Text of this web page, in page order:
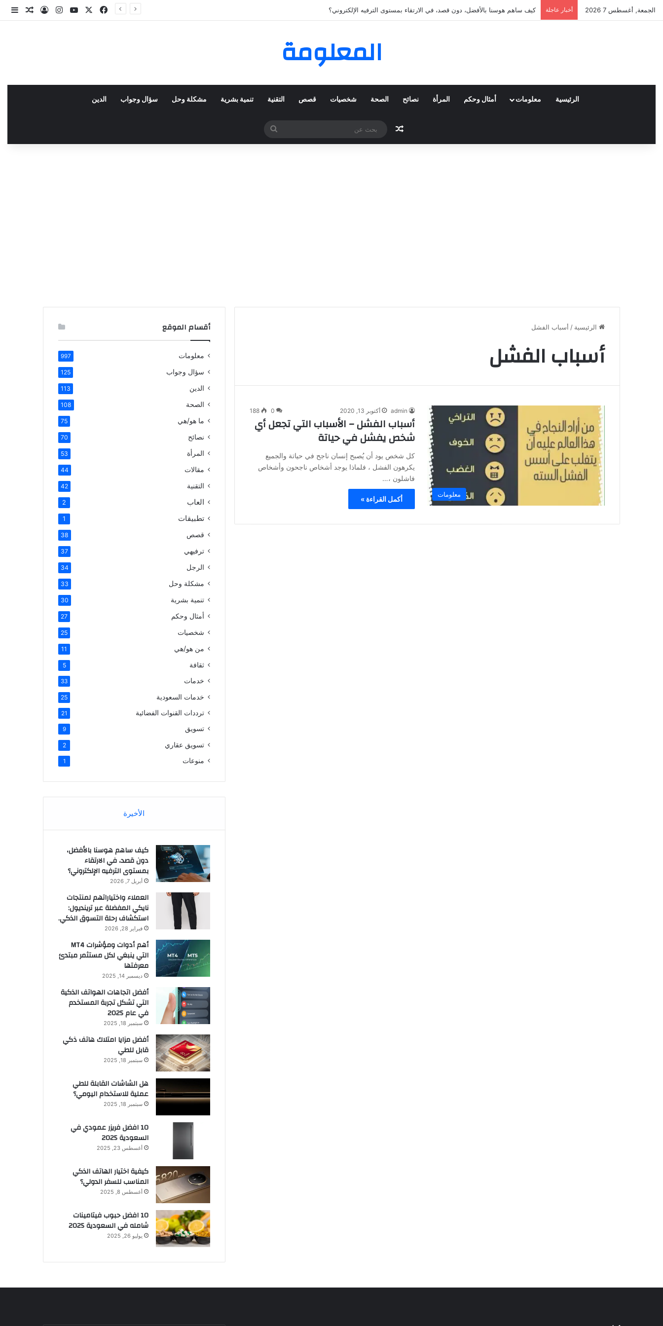
الجمعة, أغسطس 7 2026 أخبار عاجلة العملاء واختياراتهم لمنتجات نايكي المفضلة عبر ترينديول: استكشاف رحلة التسوق الذكي. فيسبوك يوتيوبانستقرام
تسجيلمقال
المعلومة
الرئيسية معلومات أمثال وحكم المرأة نصائح الصحة شخصيات قصص التقنية تنمية بشرية مشكلة وحل سؤال وجواب الدين
مقال عشوائي
بحث
عن
الرئيسية / أسباب الفشل
أسباب الفشل
معلومات
admin أكتوبر 13, 2020 0
188
أسباب الفشل – الأسباب التي تجعل أي
شخص يفشل في حياتة
كل شخص يود أن يُصبح إنسان ناجح في حياتة والجميع
يكرهون الفشل ، فلماذا يوجد أشخاص ناجحون وأشخاص
فاشلون ،…
أكمل القراءة »
أقسام الموقع
معلومات 997
سؤال وجواب 125
الدين 113
الصحة 108
ما هو/هي 75
نصائح 70
المرأة 53
مقالات 44
التقنية 42
العاب 2
تطبيقات 1
قصص 38
ترفيهي 37
الرجل 34
مشكلة وحل 33
تنمية بشرية 30
أمثال وحكم 27
شخصيات 25
من هو/هي 11
ثقافة 5
خدمات 33
خدمات السعودية 25
ترددات القنوات الفضائية 21
تسويق 9
تسويق عقاري 2
منوعات 1
الأخيرة
كيف ساهم هوسنا بالأفضل،
دون قصد، في الارتقاء
بمستوى الترفيه الإلكتروني؟
أبريل 7, 2026
العملاء واختياراتهم لمنتجات
نايكي المفضلة عبر ترينديول:
استكشاف رحلة التسوق الذكي.
فبراير 28, 2026
أهم أدوات ومؤشرات MT4
التي ينبغي لكل مستثمر مبتدئ
معرفتها
ديسمبر 14, 2025
أفضل اتجاهات الهواتف الذكية
التي تشكل تجربة المستخدم
في عام 2025
سبتمبر 18, 2025
أفضل مزايا امتلاك هاتف ذكي
قابل للطي
سبتمبر 18, 2025
هل الشاشات القابلة للطي
عملية للاستخدام اليومي؟
سبتمبر 18, 2025
10 افضل فريزر عمودي​ في
السعودية​ 2025
أغسطس 23, 2025
كيفية اختيار الهاتف الذكي
المناسب للسفر الدولي؟
أغسطس 8, 2025
10 افضل حبوب فيتامينات
شامله​ في السعودية 2025
يوليو 26, 2025